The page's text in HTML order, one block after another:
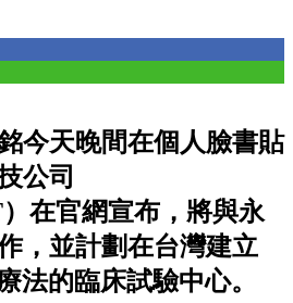
今天晚間在個人臉書貼
公司
在官網宣布，將與永
，並計劃在台灣建立
法的臨床試驗中心。